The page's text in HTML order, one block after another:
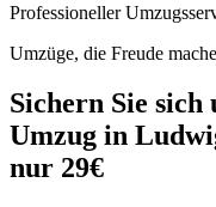
Professioneller
Umzüge, die Freude
Sichern Sie
Umzug in
nur 29€